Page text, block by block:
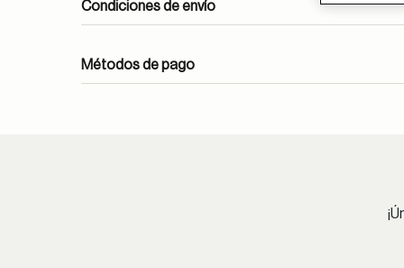
Condiciones de envío
En óptica, las lentes monofocales antirreflejantes
Métodos de pago